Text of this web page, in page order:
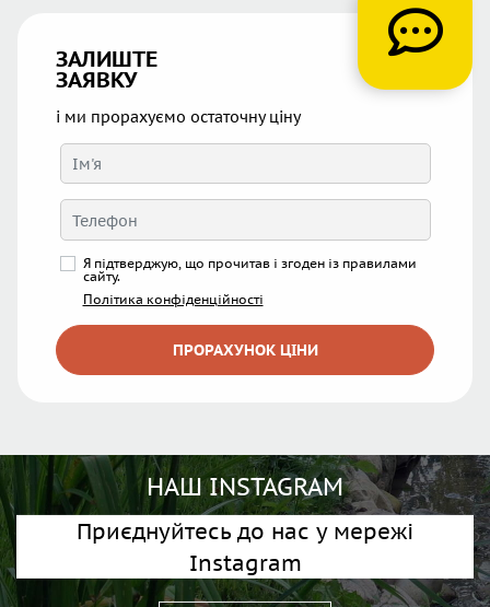
ЗАЛИШТЕ
ЗАЯВКУ
і ми прорахуємо остаточну ціну
Я підтверджую, що прочитав і згоден із правилами
сайту.
Політика конфіденційності
ПРОРАХУНОК ЦІНИ
НАШ INSTAGRAM
Приєднуйтесь до нас у мережі
Instagram